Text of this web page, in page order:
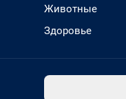
Животные
Здоровье